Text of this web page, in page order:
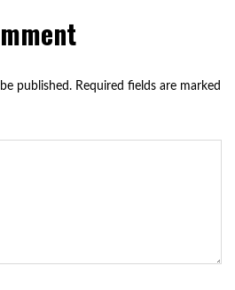
published. Required fields are marked